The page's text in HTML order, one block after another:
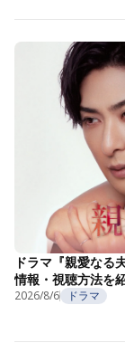
ドラマ『親愛なる
情報・視聴方法を
2026/8/6 ドラマ